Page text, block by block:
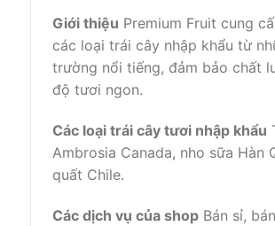
Giới thiệu Premium Fruit cung
các loại trái cây nhập khẩu từ
trường nổi tiếng, đảm bảo chất
độ tươi ngon.
Các loại trái cây tươi nhập khẩu
Ambrosia Canada, nho sữa Hàn
quất Chile.
Các dịch vụ của shop Bán sỉ,